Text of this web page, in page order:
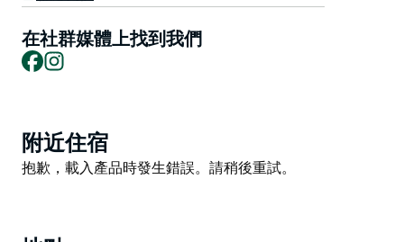
作坊、展覽和電影放映等活動。
火焰、溫暖和光芒貫穿始終，與橙郡令人嘆為觀止的自然
風光交相輝映。來這裡，重拾活力，盡情享受美食，激發
在社群媒體上找到我們
Facebook
Product
List
附近住宿
Product
抱歉，載入產品時發生錯誤。請稍後重試。